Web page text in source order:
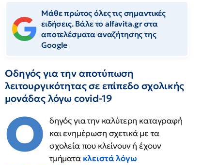
Μάθε πρώτος όλες τις σημαντικές
ειδήσεις. Βάλε το alfavita.gr στα
αποτελέσματα αναζήτησης της
Google
Οδηγός για την αποτύπωση
λειτουργικότητας σε επίπεδο σχολικής
μονάδας λόγω covid-19
Ο δηγός για την καλύτερη καταγραφή
και ενημέρωση σχετικά με τα
σχολεία που κλείνουν ή έχουν
τμήματα κλειστά λόγω